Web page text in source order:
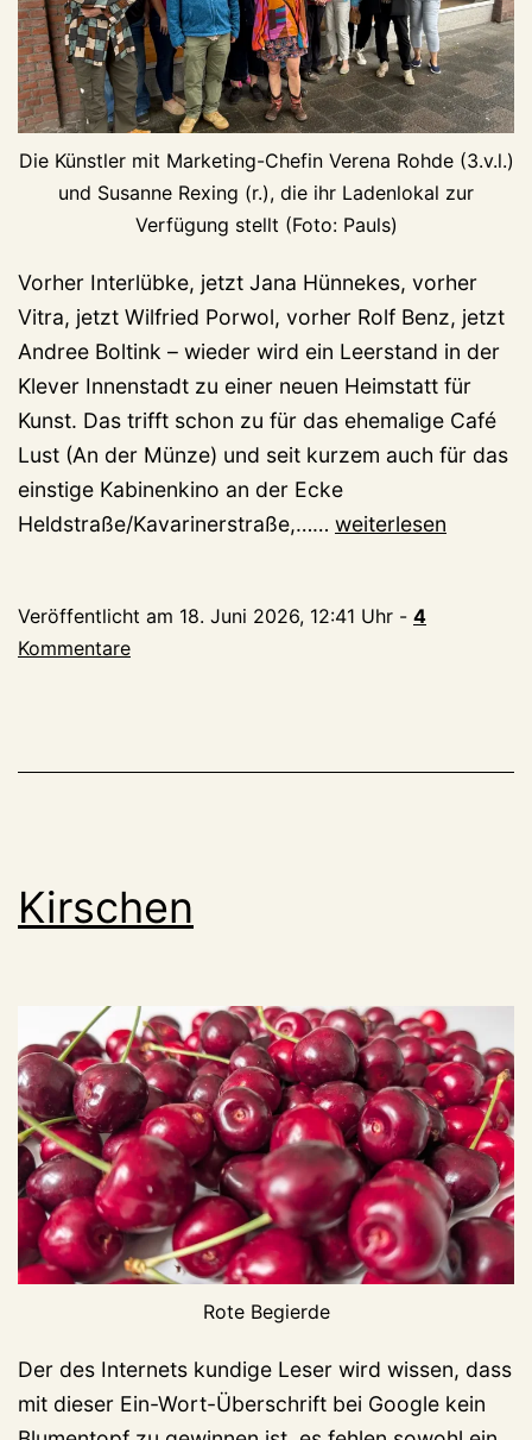
Die Künstler mit Marketing-Chefin Verena Rohde (3.v.l.)
und Susanne Rexing (r.), die ihr Ladenlokal zur
Verfügung stellt (Foto: Pauls)
Vorher Interlübke, jetzt Jana Hünnekes, vorher
Vitra, jetzt Wilfried Porwol, vorher Rolf Benz, jetzt
Andree Boltink – wieder wird ein Leerstand in der
Klever Innenstadt zu einer neuen Heimstatt für
Kunst. Das trifft schon zu für das ehemalige Café
Lust (An der Münze) und seit kurzem auch für das
einstige Kabinenkino an der Ecke
Heldstraße/Kavarinerstraße,…… Rexing:
für
weiterlesen
Veröffentlicht am 18. Juni 2026, 12:41 Uhr - 4
Kommentare
Kirschen
Rote Begierde
Der des Internets kundige Leser wird wissen, dass
mit dieser Ein-Wort-Überschrift bei Google kein